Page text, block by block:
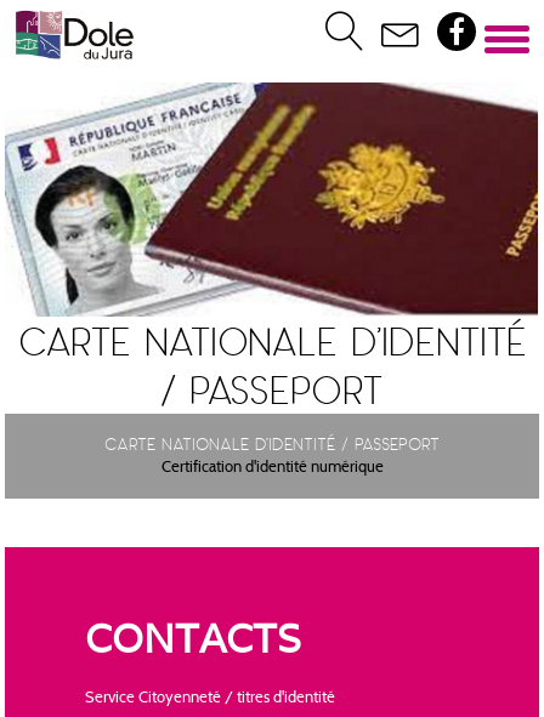
Carte nationale d'identité
/ Passeport
Carte nationale d'identité / Passeport
Certification d'identité numérique
CONTACTS
Service Citoyenneté / titres d'identité